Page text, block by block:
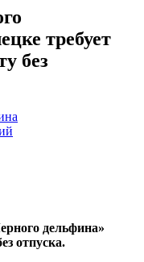
требует
без
дельфина»
отпуска.